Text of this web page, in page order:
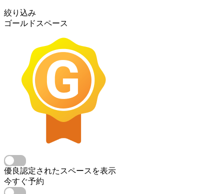
絞り込み
ゴールドスペース
優良認定されたスペースを表示
今すぐ予約